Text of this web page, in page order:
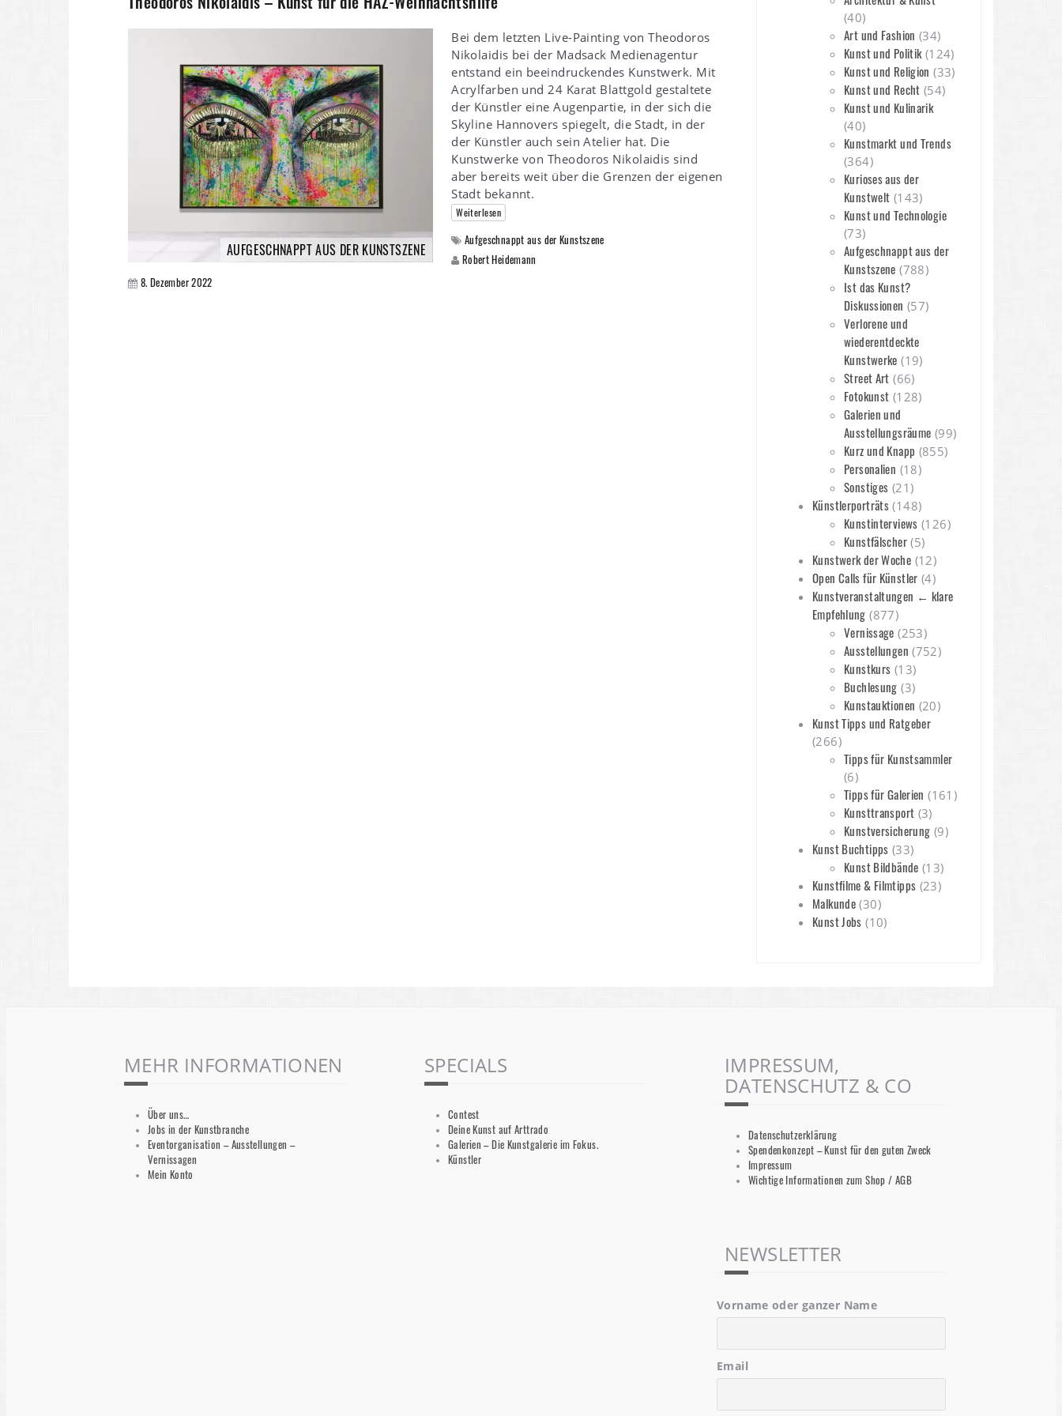
AUFGESCHNAPPT AUS DER KUNSTSZENE
Bei dem letzten Live-Painting von Theodoros
Nikolaidis bei der Madsack Medienagentur
entstand ein beeindruckendes Kunstwerk. Mit
Acrylfarben und 24 Karat Blattgold gestaltete
der Künstler eine Augenpartie, in der sich die
Skyline Hannovers spiegelt, die Stadt, in der
der Künstler auch sein Atelier hat. Die
Kunstwerke von Theodoros Nikolaidis sind
aber bereits weit über die Grenzen der eigenen
Stadt bekannt.
Weiterlesen
Aufgeschnappt aus der Kunstszene
Robert Heidemann
8. Dezember 2022
(40)
Art und Fashion (34)
Kunst und Politik(124)
Kunst und Religion (33)
Kunst und Recht (54)
Kunst und Kulinarik
(40)
Kunstmarkt und Trends
(364)
Kurioses aus der
Kunstwelt (143)
Kunst und Technologie
(73)
Aufgeschnappt aus der
Kunstszene (788)
Ist das Kunst?
Diskussionen (57)
Verlorene und
wiederentdeckte
Kunstwerke (19)
Street Art (66)
Fotokunst (128)
Galerien und
Ausstellungsräume (99)
Kurz und Knapp (855)
Personalien (18)
Sonstiges (21)
Künstlerporträts (148)
Kunstinterviews (126)
Kunstfälscher(5)
Kunstwerk der Woche (12)
Open Calls für Künstler (4)
Kunstveranstaltungen ← klare
Empfehlung (877)
Vernissage (253)
Ausstellungen (752)
Kunstkurs (13)
Buchlesung (3)
Kunstauktionen (20)
Kunst Tipps und Ratgeber
(266)
Tipps für Kunstsammler
(6)
Tipps für Galerien (161)
Kunsttransport (3)
Kunstversicherung (9)
Kunst Buchtipps (33)
Kunst Bildbände (13)
Kunstfilme & Filmtipps (23)
Malkunde (30)
Kunst Jobs (10)
MEHR INFORMATIONEN
Über uns…
Jobs in der Kunstbranche
Eventorganisation – Ausstellungen –
Vernissagen
Mein Konto
SPECIALS
Contest
Deine Kunst auf Arttrado
Galerien – Die Kunstgalerie im Fokus.
Künstler
IMPRESSUM,
DATENSCHUTZ & CO
Datenschutzerklärung
Spendenkonzept – Kunst für den guten Zweck
Impressum
Wichtige Informationen zum Shop / AGB
NEWSLETTER
Vorname oder ganzer Name
Email